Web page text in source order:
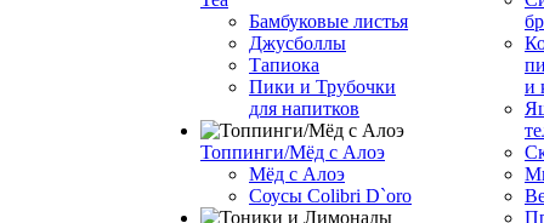
Бамбуковые листья
Джусболлы
Тапиока
Пики и Трубочки
для напитков
Топпинги/Мёд с Алоэ
Мёд с Алоэ
Соусы Colibri D`oro
и